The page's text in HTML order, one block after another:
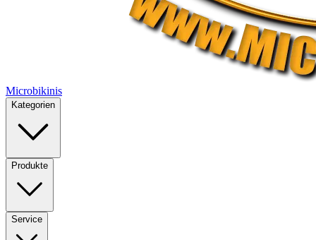
Microbikinis
Kategorien
Produkte
Service